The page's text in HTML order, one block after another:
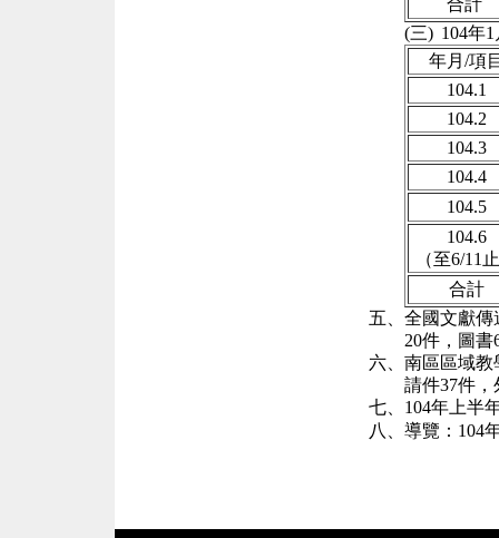
合計
(三) 104年1
年月 /項
104.1
104.2
104.3
104.4
104.5
104.6
（至6/11
合計
五、 全國文獻傳
20件，圖書
六、 南區區域教
請件37件，
七、 104年上半
八、 導覽： 104